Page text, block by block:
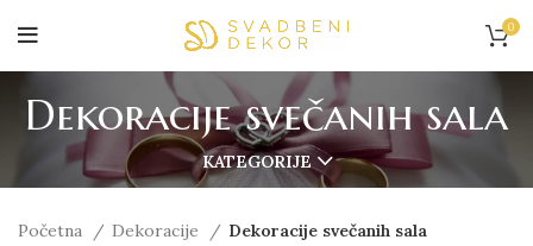
0
Dekoracije svečanih sala
KATEGORIJE
Početna Dekoracije
Dekoracije svečanih sala